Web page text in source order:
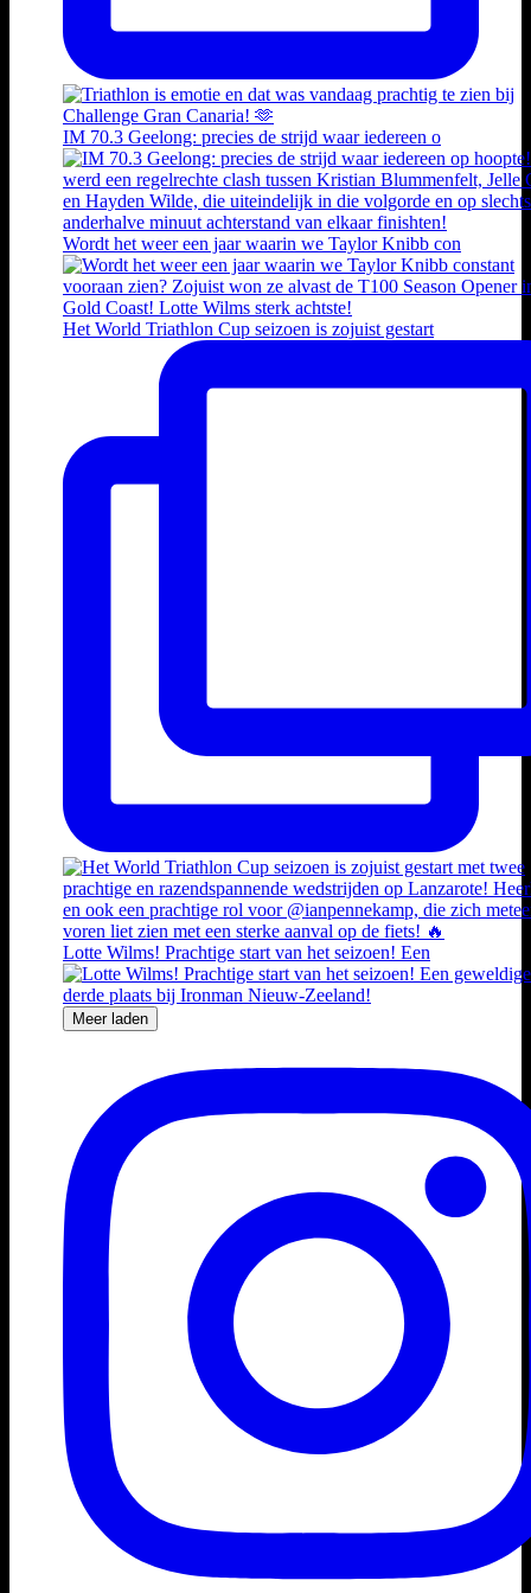
IM 70.3 Geelong: precies de strijd waar iedereen o
Wordt het weer een jaar waarin we Taylor Knibb con
Het World Triathlon Cup seizoen is zojuist gestart
Lotte Wilms! Prachtige start van het seizoen! Een
Meer laden